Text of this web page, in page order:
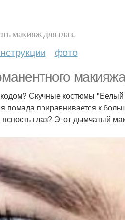
макияж для глаз.
фото
Скучные костюмы
помада приравнивается к
глаз? Этот дымчатый